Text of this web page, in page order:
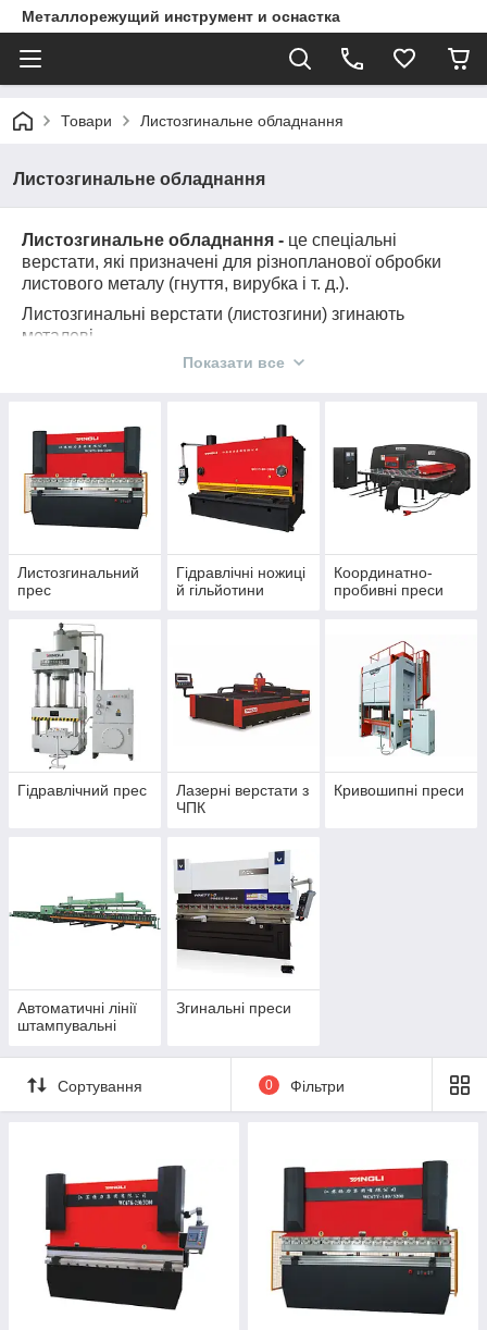
Металлорежущий инструмент и оснастка
Товари Листозгинальне обладнання
Листозгинальне обладнання
Листозгинальне обладнання - це спеціальні
верстати, які призначені для різнопланової обробки
листового металу (гнуття, вирубка і т. д.).
Листозгинальні верстати (листозгини) згинають
металеві
заготовки, щоб додати їм потрібну форму.
згинального верстата полягає в тому, що він може
згинати лист без пошкоджень, тріщин і деформацій,
забезпечуючи високу точність згинання. Обладнання
може використовуватися для гнуття матеріалів з
покриттям. Крім того, верстат може працювати з
Обладнання використовується для гнуття сталі,
алюмінію, міді, латуні та інших металів.
Показати все
Листозгинальний
прес
Гідравлічні ножиці
й гільйотини
Координатно-
пробивні преси
Гідравлічний прес
Лазерні верстати з
ЧПК
Кривошипні преси
Автоматичні лінії
штампувальні
Згинальні преси
Сортування 0 Фільтри